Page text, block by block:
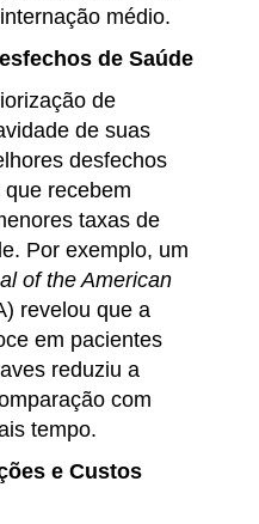
médio.
de Saúde
de
de suas
desfechos
recebem
taxas de
Por exemplo, um
of the American
revelou que a
em pacientes
reduziu a
com
tempo.
e Custos